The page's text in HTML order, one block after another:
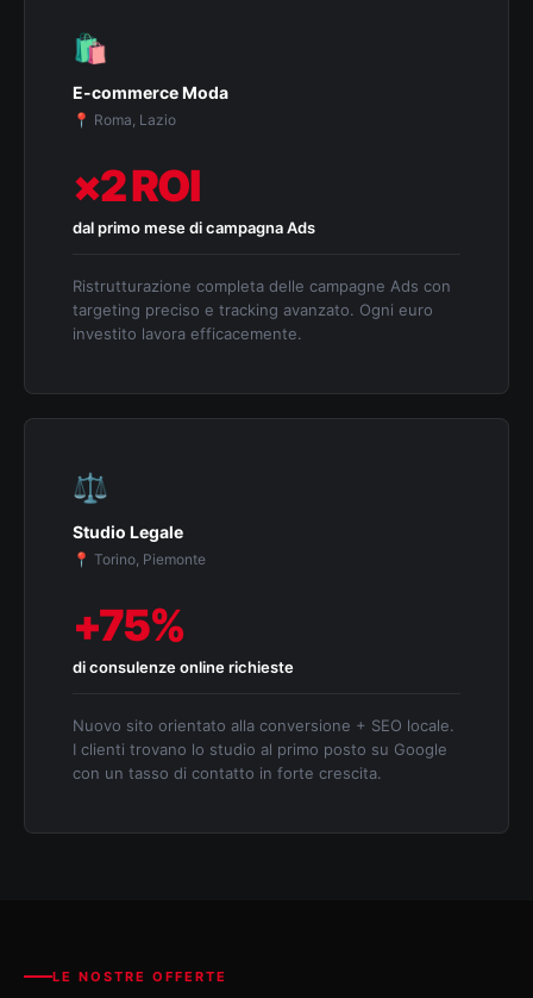
🛍️
E-commerce Moda
📍 Roma, Lazio
×2 ROI
dal primo mese di campagna Ads
Ristrutturazione completa delle campagne Ads con
targeting preciso e tracking avanzato. Ogni euro
investito lavora efficacemente.
⚖️
Studio Legale
📍 Torino, Piemonte
+75%
di consulenze online richieste
Nuovo sito orientato alla conversione + SEO locale.
I clienti trovano lo studio al primo posto su Google
con un tasso di contatto in forte crescita.
LE NOSTRE OFFERTE